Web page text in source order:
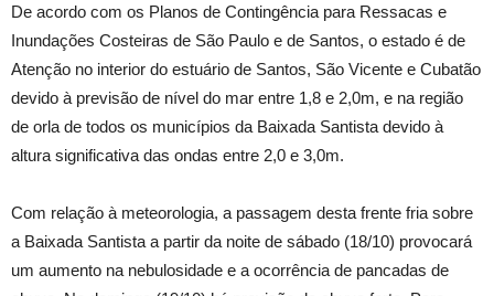
De acordo com os Planos de Contingência para Ressacas e
Inundações Costeiras de São Paulo e de Santos, o estado é de
Atenção no interior do estuário de Santos, São Vicente e Cubatão
devido à previsão de nível do mar entre 1,8 e 2,0m, e na região
de orla de todos os municípios da Baixada Santista devido à
altura significativa das ondas entre 2,0 e 3,0m.
Com relação à meteorologia, a passagem desta frente fria sobre
a Baixada Santista a partir da noite de sábado (18/10) provocará
um aumento na nebulosidade e a ocorrência de pancadas de